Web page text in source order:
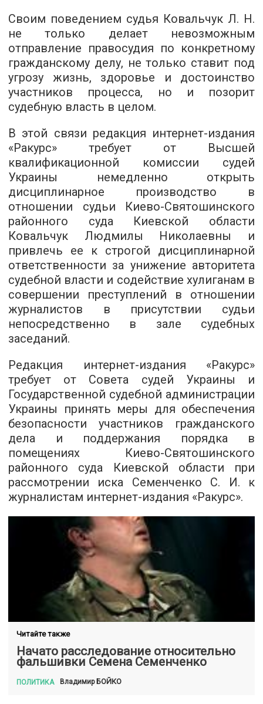
Своим поведением судья Ковальчук Л. Н.
не только делает невозможным
отправление правосудия по конкретному
гражданскому делу, не только ставит под
угрозу жизнь, здоровье и достоинство
участников процесса, но и позорит
судебную власть в целом.
В этой связи редакция интернет-издания
«Ракурс» требует от Высшей
квалификационной комиссии судей
Украины немедленно открыть
дисциплинарное производство в
отношении судьи Киево-Святошинского
районного суда Киевской области
Ковальчук Людмилы Николаевны и
привлечь ее к строгой дисциплинарной
ответственности за унижение авторитета
судебной власти и содействие хулиганам в
совершении преступлений в отношении
журналистов в присутствии судьи
непосредственно в зале судебных
заседаний.
Редакция интернет-издания «Ракурс»
требует от Совета судей Украины и
Государственной судебной администрации
Украины принять меры для обеспечения
безопасности участников гражданского
дела и поддержания порядка в
помещениях Киево-Святошинского
районного суда Киевской области при
рассмотрении иска Семенченко С. И. к
журналистам интернет-издания «Ракурс».
Читайте также
Начато расследование относительно
фальшивки Семена Семенченко
ПОЛИТИКА ВладимирБОЙКО